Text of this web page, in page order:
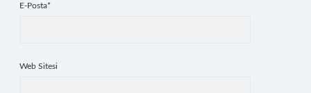
E-Posta*
Web Sitesi